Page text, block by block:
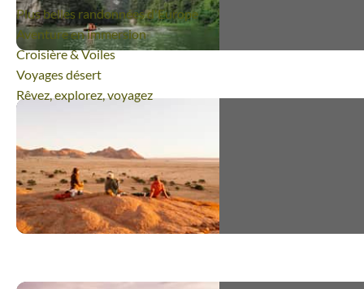
Plus belles randonnées d'Europe
Aventure en immersion
Croisière & Voiles
Voyages désert
Rêvez, explorez, voyagez